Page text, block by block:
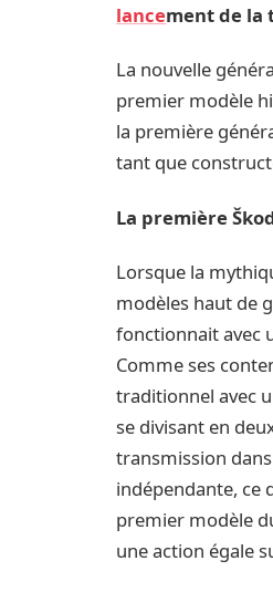
lancement de la
La nouvelle
premier modèle
la première
tant que
La première
Lorsque la
modèles haut de
fonctionnait avec
Comme ses
traditionnel avec
se divisant en
transmission
indépendante, ce
premier modèle
une action égale